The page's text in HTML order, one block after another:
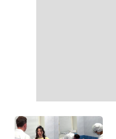
Головний стильний тренд